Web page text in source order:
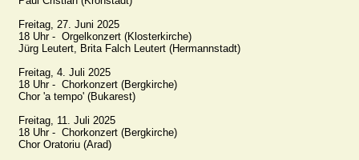
Freitag, 27. Juni 2025
18 Uhr -  Orgelkonzert (Klosterkirche)
Jürg Leutert, Brita Falch Leutert (Hermannstadt)
Freitag, 4. Juli 2025
18 Uhr -  Chorkonzert (Bergkirche)
Chor 'a tempo' (Bukarest)
Freitag, 11. Juli 2025
18 Uhr -  Chorkonzert (Bergkirche)
Chor Oratoriu (Arad)